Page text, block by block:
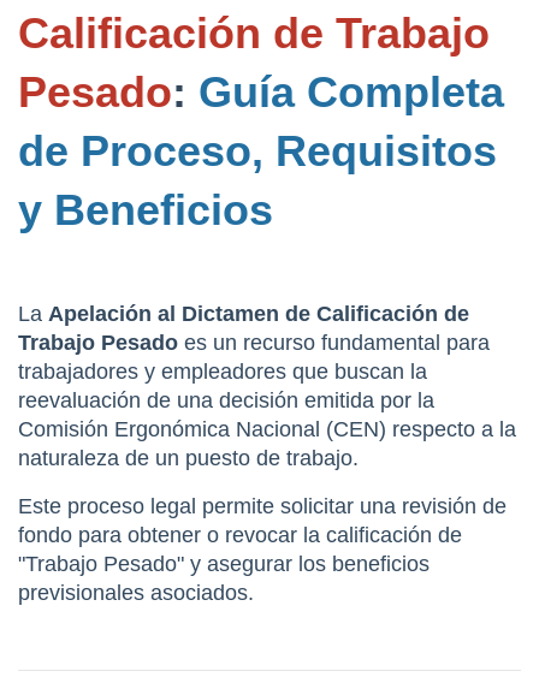
Calificación de Trabajo
Pesado: Guía Completa
de Proceso, Requisitos
y Beneficios
La Apelación al Dictamen de Calificación de
Trabajo Pesado es un recurso fundamental para
trabajadores y empleadores que buscan la
reevaluación de una decisión emitida por la
Comisión Ergonómica Nacional (CEN) respecto a la
naturaleza de un puesto de trabajo.
Este proceso legal permite solicitar una revisión de
fondo para obtener o revocar la calificación de
"Trabajo Pesado" y asegurar los beneficios
previsionales asociados.